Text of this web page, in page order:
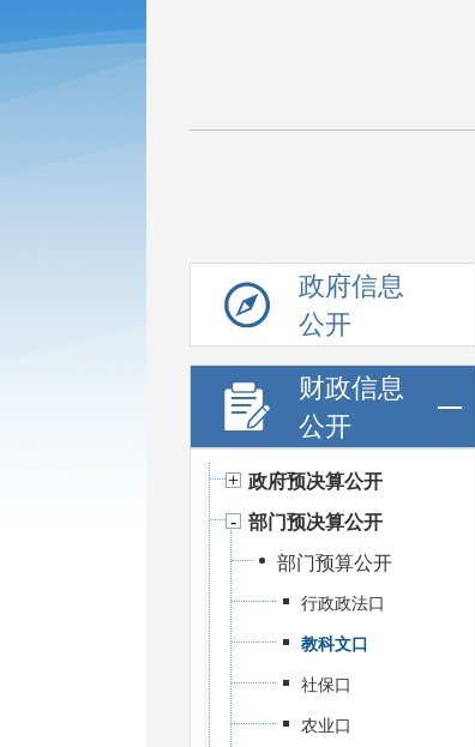
政府信息
公开
财政信息
公开
政府预决算公开
部门预决算公开
部门预算公开
行政政法口
教科文口
社保口
农业口